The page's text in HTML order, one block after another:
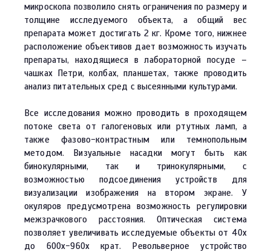
микроскопа позволило снять ограничения по размеру и
толщине исследуемого объекта, а общий вес
препарата может достигать 2 кг. Кроме того, нижнее
расположение объективов дает возможность изучать
препараты, находящиеся в лабораторной посуде –
чашках Петри, колбах, планшетах, также проводить
анализ питательных сред с высеянными культурами.
Все исследования можно проводить в проходящем
потоке света от галогеновых или ртутных ламп, а
также фазово-контрастным или темнопольным
методом. Визуальные насадки могут быть как
бинокулярными, так и тринокулярными, с
возможностью подсоединения устройств для
визуализации изображения на втором экране. У
окуляров предусмотрена возможность регулировки
межзрачкового расстояния. Оптическая система
позволяет увеличивать исследуемые объекты от 40х
до 600х-960х крат. Револьверное устройство